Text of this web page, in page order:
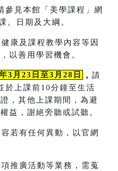
參見本館「美學課程」網
。
日期及大綱。
康及課程教學內容等因
以善用學習機會。
3月23日至3月28日 ， 請
於上課前10分鐘至生活
， 其他上課期間，為避
益，謝絕旁聽或試聽。
若有任何異動 ，
以官網
推廣活動等業務，需蒐